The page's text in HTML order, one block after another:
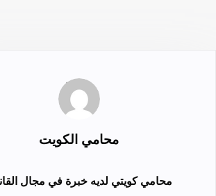
محامي الكويت
محامي كويتي لديه خبرة في مجال